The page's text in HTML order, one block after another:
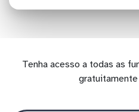
Tenha acesso a todas as